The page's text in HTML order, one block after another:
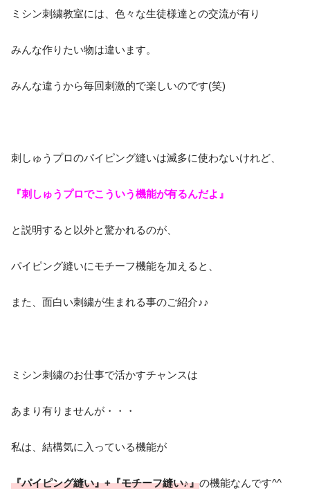
ミシン刺繍教室には、色々な生徒様達との交流が有り
みんな作りたい物は違います。
みんな違うから毎回刺激的で楽しいのです(笑)
刺しゅうプロのパイピング縫いは滅多に使わないけれど、
『刺しゅうプロでこういう機能が有るんだよ』
と説明すると以外と驚かれるのが、
パイピング縫いにモチーフ機能を加えると、
また、面白い刺繍が生まれる事のご紹介♪♪
ミシン刺繍のお仕事で活かすチャンスは
あまり有りませんが・・・
私は、結構気に入っている機能が
『パイピング縫い』+『モチーフ縫い♪』の機能なんです^^